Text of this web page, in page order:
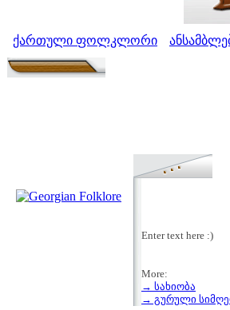
ქართული ფოლკლორი
Enter text here :)
More:
→ სახიობა
→ გურული